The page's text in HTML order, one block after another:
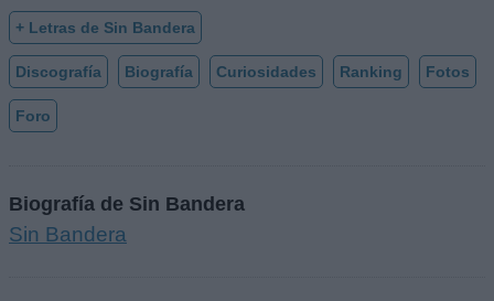
+ Letras de Sin Bandera
Discografía Biografía Curiosidades Ranking Fotos
Foro
Biografía de Sin Bandera
Sin Bandera